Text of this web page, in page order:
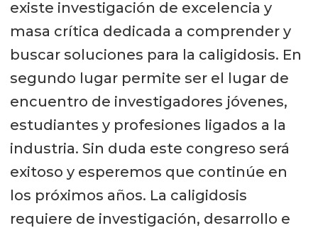
existe investigación de excelencia y
masa crítica dedicada a comprender y
buscar soluciones para la caligidosis. En
segundo lugar permite ser el lugar de
encuentro de investigadores jóvenes,
estudiantes y profesiones ligados a la
industria. Sin duda este congreso será
exitoso y esperemos que continúe en
los próximos años. La caligidosis
requiere de investigación, desarrollo e